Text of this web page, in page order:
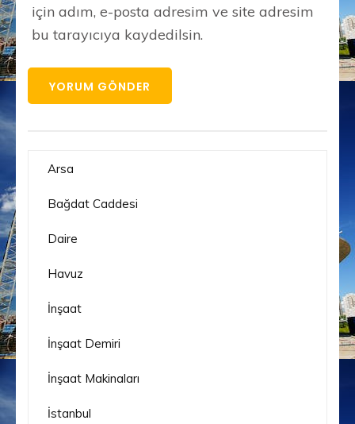
için adım, e-posta adresim ve site adresim
bu tarayıcıya kaydedilsin.
Arsa
Bağdat Caddesi
Daire
Havuz
İnşaat
İnşaat Demiri
İnşaat Makinaları
İstanbul